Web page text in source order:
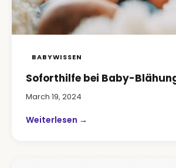
BABYWISSEN
Soforthilfe bei Baby-
March 19, 2024
Weiterlesen →